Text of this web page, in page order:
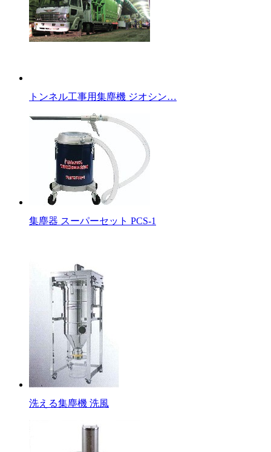
トンネル工事用集塵機 ジオシン…
集塵器 スーパーセット PCS-1
洗える集塵機 洗風